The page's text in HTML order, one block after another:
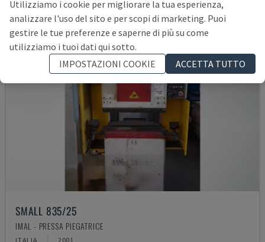
SMALL 835/25
IMAL - PRESSA PIEGATRICE
ITALIA 2001
Utilizziamo i cookie per migliorare la tua esperienza,
analizzare l'uso del sito e per scopi di marketing. Puoi
gestire le tue preferenze e saperne di più su come
utilizziamo i tuoi dati qui sotto.
IMPOSTAZIONI COOKIE
ACCETTA TUTTO